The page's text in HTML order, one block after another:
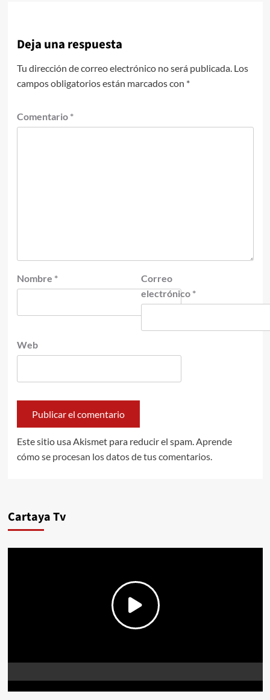
Deja una respuesta
Tu dirección de correo electrónico no será publicada. Los
campos obligatorios están marcados con *
Comentario *
Nombre *
Correo
electrónico *
Web
Este sitio usa Akismet para reducir el spam.Aprende
cómo se procesan los datos de tus comentarios.
Cartaya Tv